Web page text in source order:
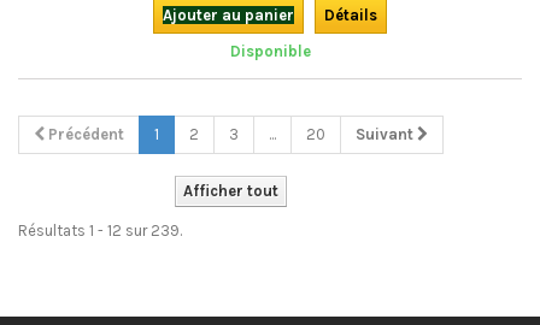
Ajouter au panier
Détails
Disponible
Précédent 1 2 3 ... 20 Suivant
Afficher tout
Résultats 1 - 12 sur 239.